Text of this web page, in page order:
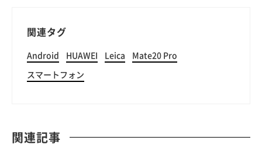
関連タグ
Android HUAWEI Leica Mate20 Pro
スマートフォン
関連記事